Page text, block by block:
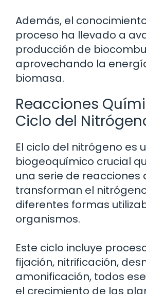
Además, el
proceso ha llevado a
producción de
aprovechando la
biomasa.
Reacciones
Ciclo del
El ciclo del nitrógeno es
biogeoquímico crucial
una serie de reacciones
transforman el
diferentes formas
organismos.
Este ciclo incluye
fijación, nitrificación,
amonificación, todos
el crecimiento de las